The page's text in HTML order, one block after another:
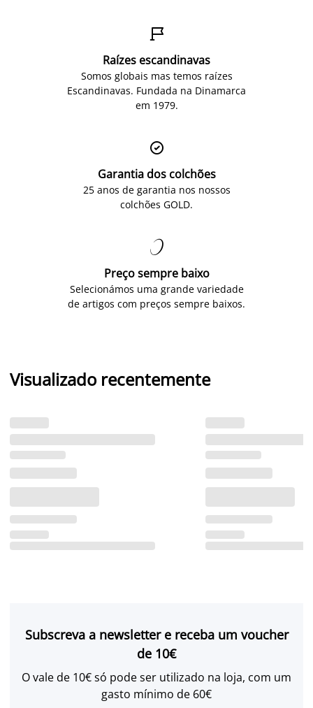

Raízes escandinavas
Somos globais mas temos raízes
Escandinavas. Fundada na Dinamarca
em 1979.

Garantia dos colchões
25 anos de garantia nos nossos
colchões GOLD.

Preço sempre baixo
Selecionámos uma grande variedade
de artigos com preços sempre baixos.
Visualizado recentemente
Subscreva a newsletter e receba um voucher
de 10€
O vale de 10€ só pode ser utilizado na loja, com um
gasto mínimo de 60€